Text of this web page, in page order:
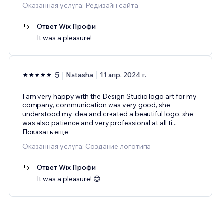
Оказанная услуга: Редизайн сайта
Ответ Wix Профи
It was a pleasure!
5 Natasha 11 апр. 2024 г.
I am very happy with the Design Studio logo art for my
company, communication was very good, she
understood my idea and created a beautiful logo, she
was also patience and very professional at all ti...
Показать еще
Оказанная услуга: Создание логотипа
Ответ Wix Профи
It was a pleasure! 😊